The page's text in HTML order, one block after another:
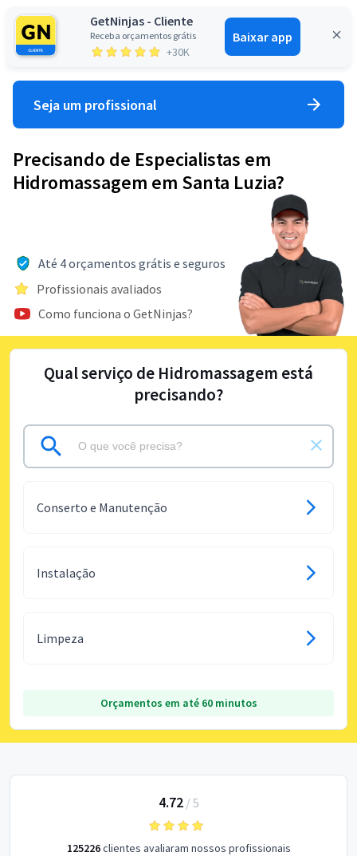
GetNinjas - Cliente
Receba orçamentos grátis
+30K
Baixar app
Entrar
Seja um profissional
Precisando de Especialistas em
Hidromassagem em Santa Luzia?
Até 4 orçamentos grátis e seguros
Profissionais avaliados
Como funciona o GetNinjas?
Qual serviço de Hidromassagem está
precisando?
Conserto e Manutenção
Instalação
Limpeza
Orçamentos em até 60 minutos
4.72/ 5
125226clientes avaliaram nossos profissionais